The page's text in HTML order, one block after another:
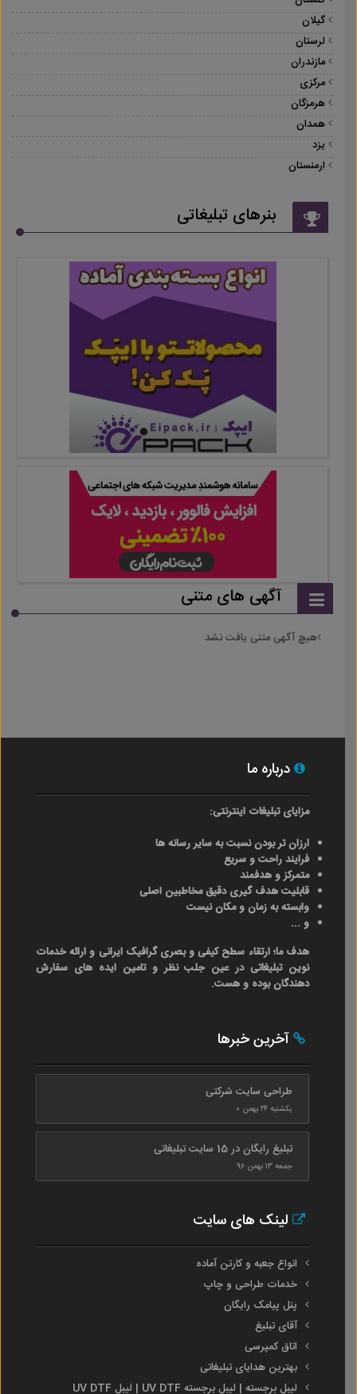
گیلان
لرستان
مازندران
مرکزی
هرمزگان
همدان
یزد
ارمنستان
بنرهای تبلیغاتی
آگهی های متنی
هیچ آگهی متنی یافت نشد
درباره ما
مزایای تبلیغات اینترنتی:
ارزان تر بودن نسبت به سایر رسانه ها
فرایند راحت و سریع
متمرکز و هدفمند
قابلیت هدف گیری دقیق مخاطبین اصلی
وابسته به زمان و مکان نیست
و ...
هدف ما؛ ارتقاء سطح کیفی و بصری گرافیک ایرانی و ارائه خدمات
نوین تبلیغاتی در عین جلب نظر و تامین ایده های سفارش
دهندگان بوده و هست.
آخرین خبرها
طراحی سایت شرکتی
یکشنبه ۲۴ بهمن ۰
تبلیغ رایگان در 15 سایت تبلیغاتی
جمعه ۱۳ بهمن ۹۶
لینک های سایت
انواع جعبه و کارتن آماده
خدمات طراحی و چاپ
پنل پیامک رایگان
آقای تبلیغ
اتاق کمپرسی
بهترین هدایای تبلیغاتی
لیبل برجسته | لیبل برجسته UV DTF | لیبل UV DTF